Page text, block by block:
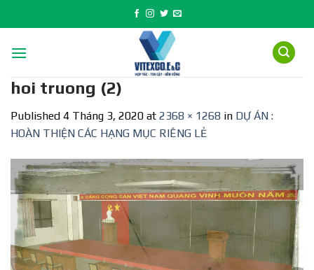
to
hoi truong (2)
Published 4 Tháng 3, 2020 at 2368 × 1268 in DỰ ÁN :
HOÀN THIỆN CÁC HẠNG MỤC RIÊNG LẺ